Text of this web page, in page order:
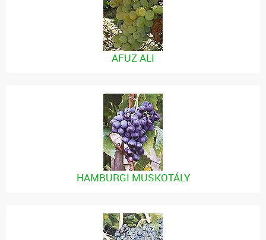
AFUZ ALI
HAMBURGI MUSKOTÁLY